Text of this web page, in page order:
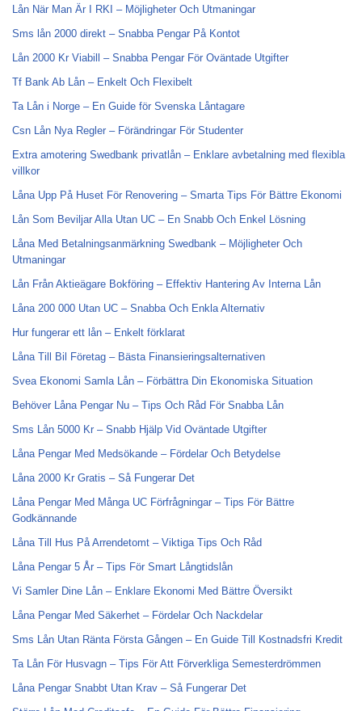
Lån När Man Är I RKI – Möjligheter Och Utmaningar
Sms lån 2000 direkt – Snabba Pengar På Kontot
Lån 2000 Kr Viabill – Snabba Pengar För Oväntade Utgifter
Tf Bank Ab Lån – Enkelt Och Flexibelt
Ta Lån i Norge – En Guide för Svenska Låntagare
Csn Lån Nya Regler – Förändringar För Studenter
Extra amotering Swedbank privatlån – Enklare avbetalning med flexibla
villkor
Låna Upp På Huset För Renovering – Smarta Tips För Bättre Ekonomi
Lån Som Beviljar Alla Utan UC – En Snabb Och Enkel Lösning
Låna Med Betalningsanmärkning Swedbank – Möjligheter Och
Utmaningar
Lån Från Aktieägare Bokföring – Effektiv Hantering Av Interna Lån
Låna 200 000 Utan UC – Snabba Och Enkla Alternativ
Hur fungerar ett lån – Enkelt förklarat
Låna Till Bil Företag – Bästa Finansieringsalternativen
Svea Ekonomi Samla Lån – Förbättra Din Ekonomiska Situation
Behöver Låna Pengar Nu – Tips Och Råd För Snabba Lån
Sms Lån 5000 Kr – Snabb Hjälp Vid Oväntade Utgifter
Låna Pengar Med Medsökande – Fördelar Och Betydelse
Låna 2000 Kr Gratis – Så Fungerar Det
Låna Pengar Med Många UC Förfrågningar – Tips För Bättre
Godkännande
Låna Till Hus På Arrendetomt – Viktiga Tips Och Råd
Låna Pengar 5 År – Tips För Smart Långtidslån
Vi Samler Dine Lån – Enklare Ekonomi Med Bättre Översikt
Låna Pengar Med Säkerhet – Fördelar Och Nackdelar
Sms Lån Utan Ränta Första Gången – En Guide Till Kostnadsfri Kredit
Ta Lån För Husvagn – Tips För Att Förverkliga Semesterdrömmen
Låna Pengar Snabbt Utan Krav – Så Fungerar Det